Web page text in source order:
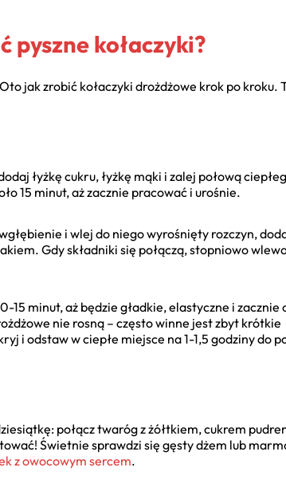
pyszne kołaczyki?
jak zrobić kołaczyki drożdżowe krok po kroku.
łyżkę cukru, łyżkę mąki i zalej połową
15 minut, aż zacznie pracować i urośnie.
i wlej do niego wyrośnięty rozczyn,
Gdy składniki się połączą, stopniowo
minut, aż będzie gładkie, elastyczne i zacznie
nie rosną – często winne jest zbyt krótkie
i odstaw w ciepłe miejsce na 1-1,5 godziny do
połącz twaróg z żółtkiem, cukrem
Świetnie sprawdzi się gęsty dżem lub
z owocowym sercem.